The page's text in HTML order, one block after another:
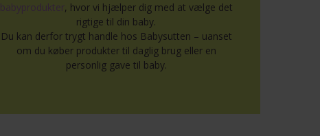
babyprodukter, hvor vi hjælper dig med at vælge det
rigtige til din baby.
Du kan derfor trygt handle hos Babysutten – uanset
om du køber produkter til daglig brug eller en
personlig gave til baby.